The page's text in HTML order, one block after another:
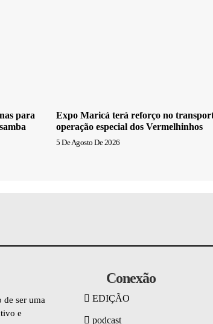
para
Expo Maricá terá reforço no
operação especial dos Vermelhinhos
5 De Agosto De 2026
de ser uma
e
Conexão
EDIÇÃO
podcast